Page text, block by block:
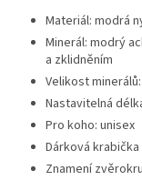
Materiál: modrá
Minerál: modrý
a zklidněním
Velikost
Nastavitelná
Pro koho: unisex
Dárková
Znamení